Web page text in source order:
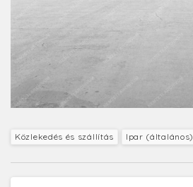
Közlekedés és szállítás Ipar (általános)